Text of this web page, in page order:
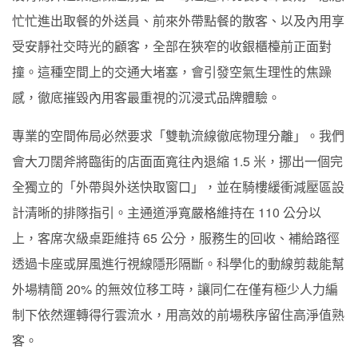
忙忙進出取餐的外送員、前來外帶點餐的散客、以及內用享
受安靜社交時光的顧客，全部在狹窄的收銀櫃檯前正面對
撞。這種空間上的交通大堵塞，會引發空氣生理性的焦躁
感，徹底摧毀內用客最重視的沉浸式品牌體驗。
專業的空間佈局必然要求「雙軌流線徹底物理分離」。我們
會大刀闊斧將臨街的店面面寬往內退縮 1.5 米，挪出一個完
全獨立的「外帶與外送快取窗口」，並在騎樓緩衝減壓區設
計清晰的排隊指引。主通道淨寬嚴格維持在 110 公分以
上，客席次級桌距維持 65 公分，服務生的回收、補給路徑
透過卡座或屏風進行視線隱形隔斷。科學化的動線剪裁能幫
外場精簡 20% 的無效位移工時，讓同仁在僅有極少人力編
制下依然運轉得行雲流水，用高效的前場秩序留住高淨值熟
客。